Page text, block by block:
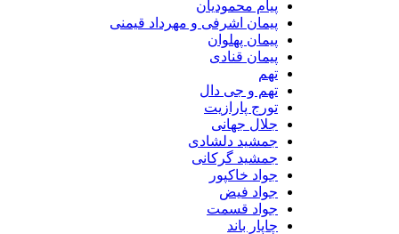
پیام محمودیان
پیمان اشرفی و مهرداد قیمنی
پیمان پهلوان
پیمان قنادی
تهم و جی دال
تورج پارازیت
جلال جهانی
جمشید دلشادی
جمشید گرکانی
جواد خاکپور
جواد فیض
جواد قسمت
چاپار باند